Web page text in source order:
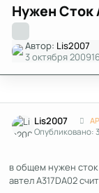
Нужен Сток
Автор: Lis2007
3 октября 2009
Lis2007
Опубликовано:
в общем нужен сток
автел A317DA02